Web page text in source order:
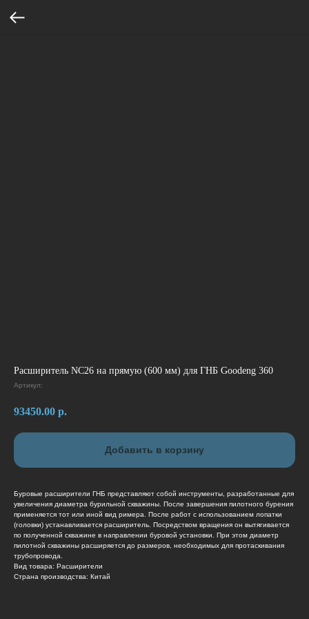
Расширитель NC26 на прямую (600 мм) для ГНБ Goodeng 360
Артикул:
93450.00 р.
Добавить в корзину
Буровые расширители ГНБ представляют собой инструменты, разработанные для
увеличения диаметра бурильной скважины. После завершения пилотного бурения
применяется тот или иной вид римера. После работ с использованием лопатки
(головки) устанавливается расширитель. Посредством вращения он вытягивается
по полученной скважине в направлении буровой установки. При этом диаметр
пилотной скважины расширяется до размеров, необходимых для протаскивания
трубопровода.
Вид товара: Расширители
Страна производства: Китай